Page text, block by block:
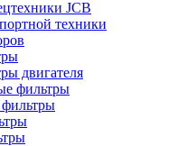
JCB
техники
двигателя
фильтры
фильтры